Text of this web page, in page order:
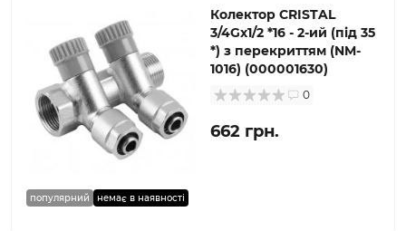
популярний немає в наявності
Колектор CRISTAL
3/4Gх1/2 *16 - 2-ий (під 35
*) з перекриттям (NM-
1016) (000001630)
0
662 грн.